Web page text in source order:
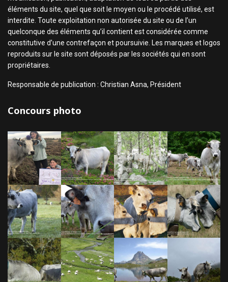
éléments du site, quel que soit le moyen ou le procédé utilisé, est
interdite. Toute exploitation non autorisée du site ou de l’un
quelconque des éléments qu’il contient est considérée comme
constitutive d’une contrefaçon et poursuivie. Les marques et logos
reproduits sur le site sont déposés par les sociétés qui en sont
propriétaires.
Responsable de publication : Christian Asna, Président
Concours photo